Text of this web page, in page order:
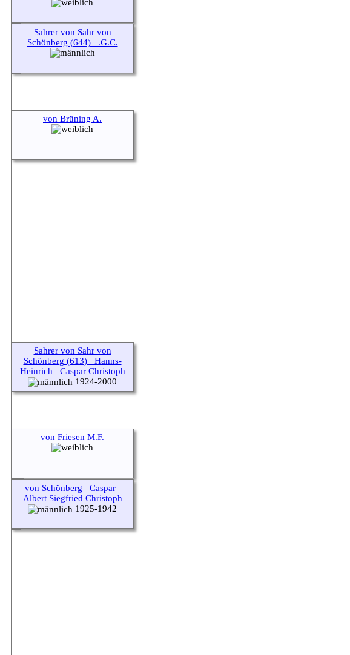
Sahrer von Sahr von
Schönberg (644) _.G.C.
von Brüning A.
Sahrer von Sahr von
Schönberg (613) _Hanns-
Heinrich_ Caspar Christoph
1924-2000
von Friesen M.F.
von Schönberg _Caspar_
Albert Siegfried Christoph
1925-1942